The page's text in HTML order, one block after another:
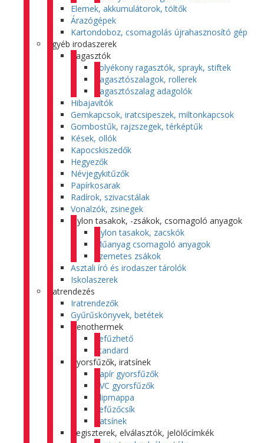
Elemek, akkumulátorok, töltők
Árazógépek
Kartondoboz, csomagolás újrahasznosító gép
Egyéb irodaszerek
Ragasztók
Folyékony ragasztók, sprayk, stiftek
Ragasztószalagok, rollerek
Ragasztószalag adagolók
Hibajavítók
Gemkapcsok, iratcsipeszek, miltonkapcsok
Gombostűk, rajzszegek, térképtűk
Kések, ollók
Kapocskiszedők
Hegyezők
Névjegykitűzők
Papírkosarak
Radírok, szivacstálak
Vonalzók, zsinegek
Nylon tasakok, -zsákok, csomagoló anyagok
Nylon tasakok, zacskók
Műanyag csomagoló anyagok
Szemetes zsákok
Asztali író és irodaszer tárolók
Iskolaszerek
Iratrendezés
Iratrendezők
Gyűrűskönyvek, betétek
Genothermek
Lefűzhető
Standard
Gyorsfűzők, iratsínek
Papír gyorsfűzők
PVC gyorsfűzők
Klipmappa
Lefűzőcsík
Iratsínek
Regiszterek, elválasztók, jelölőcímkék